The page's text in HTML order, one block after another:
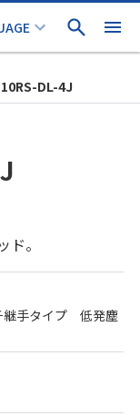
DL-4J
。
手タイプ 低発塵